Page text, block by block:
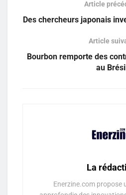
Article
Des chercheurs japonais
Article
Bourbon remporte des
au
La
Enerzine.com propose